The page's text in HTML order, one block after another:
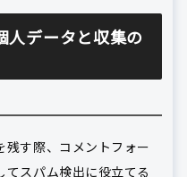
人データと収集の
す際、コメントフォー
スパム検出に役立てる